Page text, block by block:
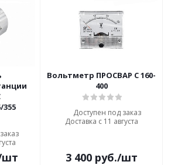
355
Вольтметр ПРОСВАР С 160-
400
Доступен под заказ
Доставка с 11 августа
3 400руб./шт